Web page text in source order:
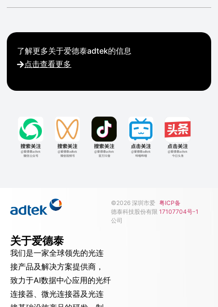
了解更多关于爱德泰adtek的信息
点击查看更多
关于爱德泰
我们是一家全球领先的光连
接产品及解决方案提供商，
致力于AI数据中心应用的光纤
连接器、微光连接器及光连
©2026 深圳市爱
德泰科技股份有限
公司
粤ICP备
17107704号-1